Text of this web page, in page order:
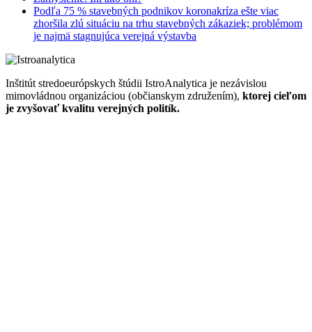
Podľa 75 % stavebných podnikov koronakríza ešte viac
zhoršila zlú situáciu na trhu stavebných zákaziek; problémom
je najmä stagnujúca verejná výstavba
Inštitút stredoeurópskych štúdii IstroAnalytica je nezávislou
mimovládnou organizáciou (občianskym združením), ktorej cieľom
je zvyšovať kvalitu verejných politík.